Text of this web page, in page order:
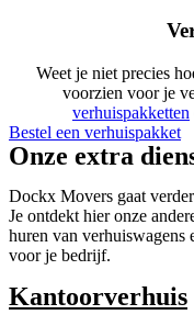
Weet je niet precies
voorzien voor je
verhuispakketten
Bestel een verhuispakket
Onze extra
Dockx Movers gaat
Je ontdekt hier onze
huren van verhuiswagens
voor je bedrijf.
Kantoorverhuis